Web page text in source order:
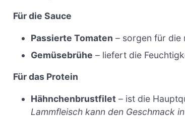
Für die Sauce
Passierte Tomaten – sorgen für die
Gemüsebrühe – liefert die
Für das Protein
Hähnchenbrustfilet – ist die
Lammfleisch kann den Geschmack